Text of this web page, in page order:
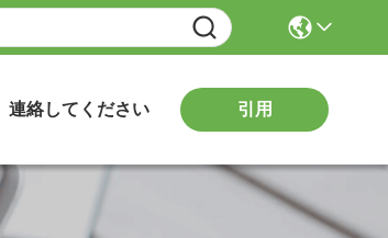
連絡してください 引用